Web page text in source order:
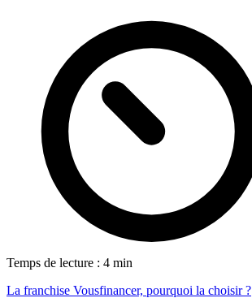
Temps de lecture : 4 min
La franchise Vousfinancer, pourquoi la choisir ?